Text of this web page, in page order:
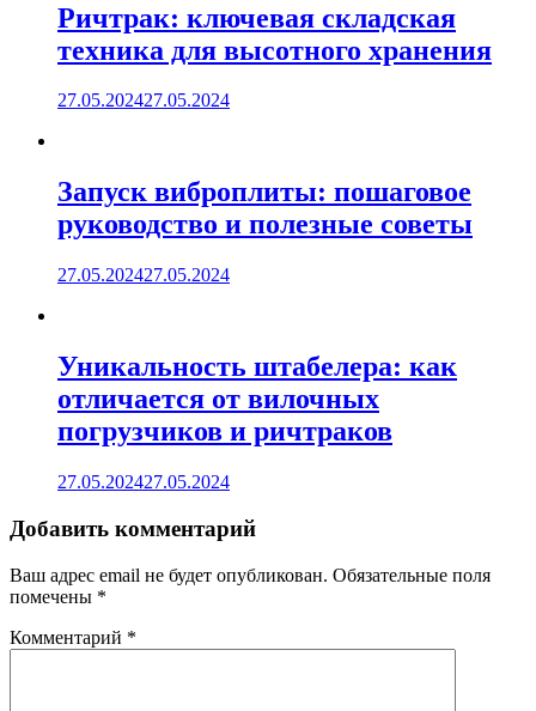
Ричтрак: ключевая складская
техника для высотного хранения
27.05.202427.05.2024
Запуск виброплиты: пошаговое
руководство и полезные советы
27.05.202427.05.2024
Уникальность штабелера: как
отличается от вилочных
погрузчиков и ричтраков
27.05.202427.05.2024
Добавить комментарий
Ваш адрес email не будет опубликован. Обязательные поля
помечены *
Комментарий *